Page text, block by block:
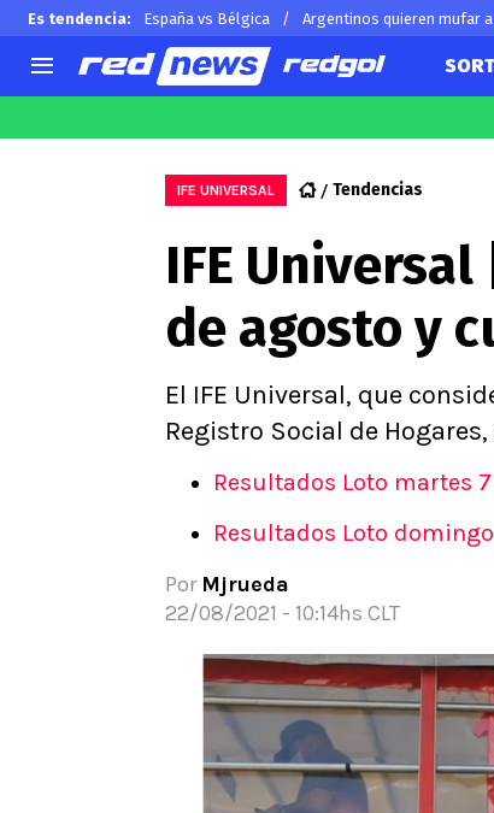
Es tendencia: España vs Bélgica Argentinos quieren mufar
Selección Chilena
U de Chile
U Católica
Campeonato Nacional
Primera B
Segunda División
Copa Chile
Campeonato Femenino
Juegos Olimpicos
Actualidad
Beneficios
Gamer
Cine
Series
Televisión
IFE UNIVERSAL Tendencias
IFE Universal
de agosto y
El IFE Universal, que
Registro Social de
Resultados Loto martes
Resultados Loto
Por Mjrueda
22/08/2021 - 10:14hs CLT